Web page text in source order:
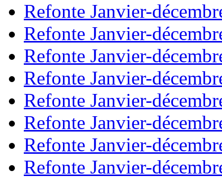
Refonte Janvier-
Refonte Janvier-
Refonte Janvier-
Refonte Janvier-
Refonte Janvier-
Refonte Janvier-
Refonte Janvier-
Refonte Janvier-